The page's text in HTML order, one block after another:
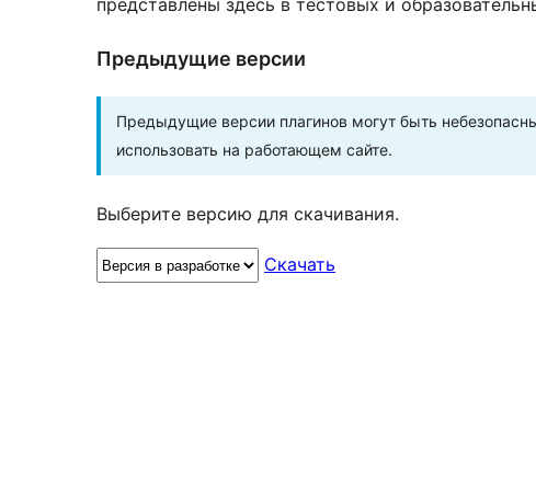
Предыдущие версии
Предыдущие версии плагинов могут быть
использовать на работающем сайте.
Выберите версию для скачивания.
Скачать